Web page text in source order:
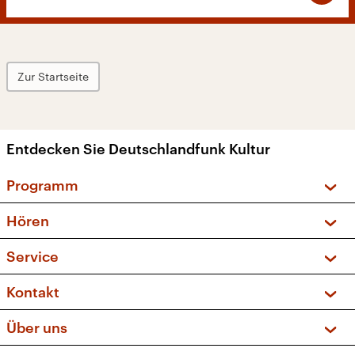
Zur Startseite
Entdecken Sie Deutschlandfunk Kultur
Programm
Sendungen und Podcasts
Musikliste
Kakadu – Das Kinderprogramm
Hören
Frequenzen (UKW + DAB+)
Service
FAQ
Apps
Newsletter
Kontakt
Über uns